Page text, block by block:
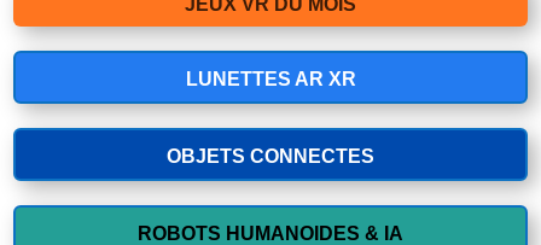
JEUX VR DU MOIS
LUNETTES AR XR
OBJETS CONNECTES
ROBOTS HUMANOIDES & IA